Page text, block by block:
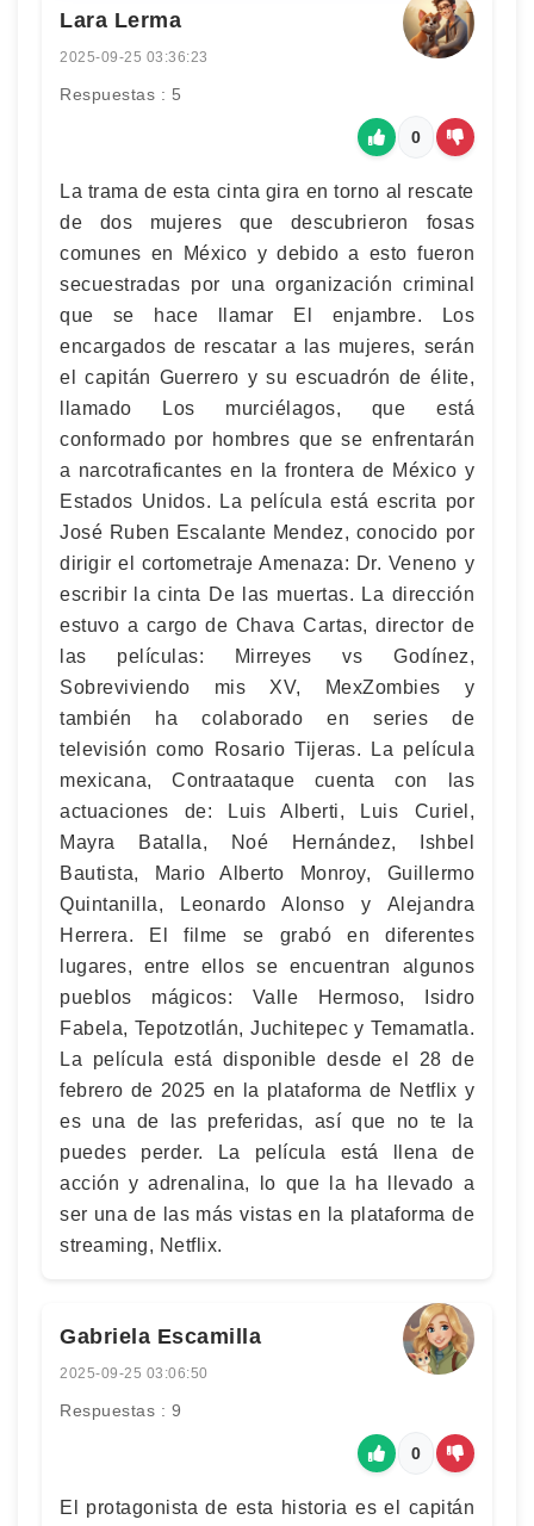
Lara Lerma
2025-09-25 03:36:23
Respuestas : 5
0
La trama de esta cinta gira en torno al rescate
de dos mujeres que descubrieron fosas
comunes en México y debido a esto fueron
secuestradas por una organización criminal
que se hace llamar El enjambre. Los
encargados de rescatar a las mujeres, serán
el capitán Guerrero y su escuadrón de élite,
llamado Los murciélagos, que está
conformado por hombres que se enfrentarán
a narcotraficantes en la frontera de México y
Estados Unidos. La película está escrita por
José Ruben Escalante Mendez, conocido por
dirigir el cortometraje Amenaza: Dr. Veneno y
escribir la cinta De las muertas. La dirección
estuvo a cargo de Chava Cartas, director de
las películas: Mirreyes vs Godínez,
Sobreviviendo mis XV, MexZombies y
también ha colaborado en series de
televisión como Rosario Tijeras. La película
mexicana, Contraataque cuenta con las
actuaciones de: Luis Alberti, Luis Curiel,
Mayra Batalla, Noé Hernández, Ishbel
Bautista, Mario Alberto Monroy, Guillermo
Quintanilla, Leonardo Alonso y Alejandra
Herrera. El filme se grabó en diferentes
lugares, entre ellos se encuentran algunos
pueblos mágicos: Valle Hermoso, Isidro
Fabela, Tepotzotlán, Juchitepec y Temamatla.
La película está disponible desde el 28 de
febrero de 2025 en la plataforma de Netflix y
es una de las preferidas, así que no te la
puedes perder. La película está llena de
acción y adrenalina, lo que la ha llevado a
ser una de las más vistas en la plataforma de
streaming, Netflix.
Gabriela Escamilla
2025-09-25 03:06:50
Respuestas : 9
0
El protagonista de esta historia es el capitán